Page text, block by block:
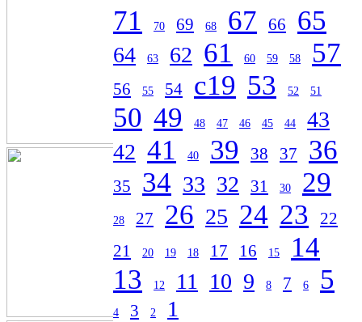
71 70 69 68 67 66 65
64 63 62 61 60 59 58 57
56 55 54 c19 53 52 51
50 49 48 47 46 45 44
43
42 41 40 39 38 37 36
35 34 33 32 31 30 29
28 27 26 25 24 23
22
21
20 19 18 17 16 15
14
13
12 11 10 9 8 7 6 5
4 3 2 1